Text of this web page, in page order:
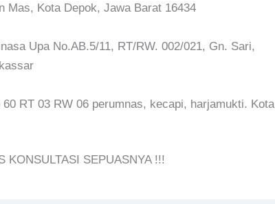
Mas, Kota Depok, Jawa Barat 16434
Upa No.AB.5/11, RT/RW. 002/021, Gn. Sari,
RT 03 RW 06 perumnas, kecapi, harjamukti. Kota
KONSULTASI SEPUASNYA !!!